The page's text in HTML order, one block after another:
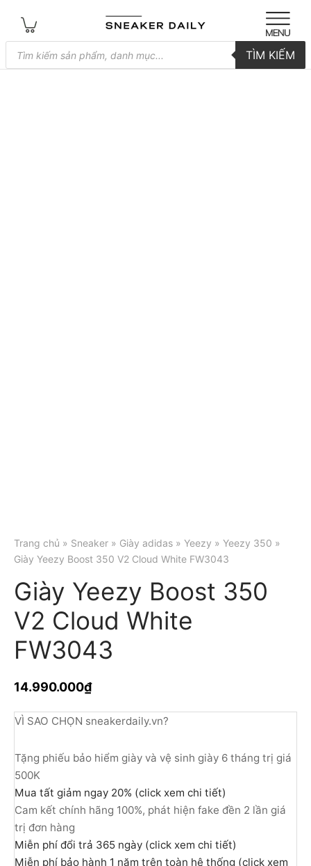
Tìm
kiếm
sản
TÌM KIẾM
Trang chủ » Sneaker » Giày adidas » Yeezy » Yeezy 350 »
Giày Yeezy Boost 350 V2 Cloud White FW3043
Giày Yeezy Boost 350
V2 Cloud White
FW3043
14.990.000₫
VÌ SAO CHỌN sneakerdaily.vn?
Tặng phiếu bảo hiểm giày và vệ sinh giày 6 tháng trị giá
500K
Mua tất giảm ngay 20% (click xem chi tiết)
Cam kết chính hãng 100%, phát hiện fake đền 2 lần giá
trị đơn hàng
Miễn phí đổi trả 365 ngày (click xem chi tiết)
Miễn phí bảo hành 1 năm trên toàn hệ thống (click xem